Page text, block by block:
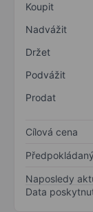
Koupit
Nadvážit
Držet
Podvážit
Prodat
Cílová cena
Naposledy
Data